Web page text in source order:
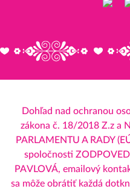
Dohľad nad ochranou
zákona č. 18/2018 Z.z a
PARLAMENTU A RADY
spoločnosti
PAVLOVÁ, emailový
sa môže obrátiť každá